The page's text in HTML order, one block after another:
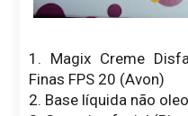
1. Magix Creme
Finas FPS 20 (Avon)
2. Base líquida não